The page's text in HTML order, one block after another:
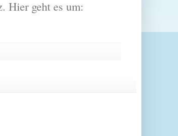
Hier geht es um: